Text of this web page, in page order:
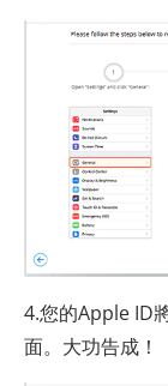
4.您的Apple ID
面。大功告成！